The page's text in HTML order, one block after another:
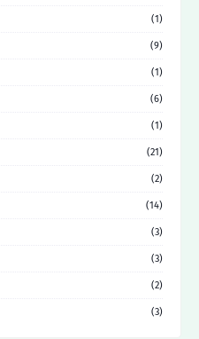
(1)
(9)
(1)
(6)
(1)
(21)
(2)
(14)
(3)
(3)
(2)
(3)